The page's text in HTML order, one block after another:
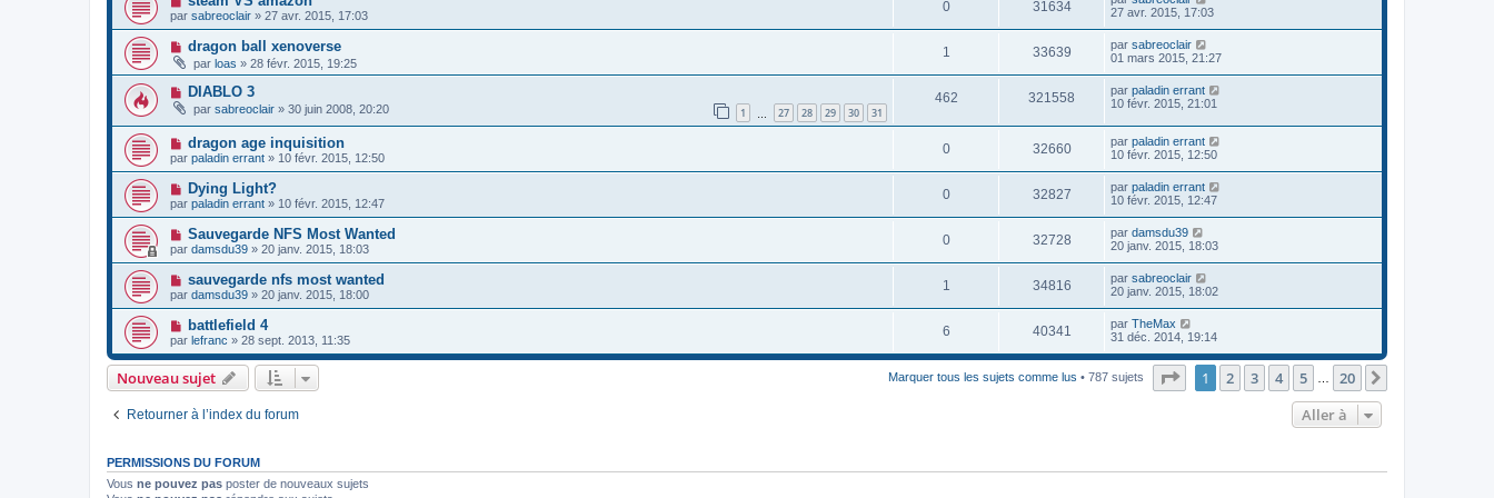
par sabreoclair » 27 avr. 2015, 17:03
0 31634
27 avr. 2015, 17:03
dragon ball xenoverse
par loas » 28 févr. 2015, 19:25
1 33639 par sabreoclair
01 mars 2015, 21:27
DIABLO 3
par sabreoclair » 30 juin 2008, 20:20 1 27 28 29 30 31
462 321558 par paladin errant
10 févr. 2015, 21:01
dragon age inquisition
par paladin errant » 10 févr. 2015, 12:50
0 32660 par paladin errant
10 févr. 2015, 12:50
Dying Light?
par paladin errant » 10 févr. 2015, 12:47
0 32827 par paladin errant
10 févr. 2015, 12:47
Sauvegarde NFS Most Wanted
par damsdu39 » 20 janv. 2015, 18:03
0 32728 par damsdu39
20 janv. 2015, 18:03
sauvegarde nfs most wanted
par damsdu39 » 20 janv. 2015, 18:00
1 34816 par sabreoclair
20 janv. 2015, 18:02
battlefield 4
par lefranc » 28 sept. 2013, 11:35
6 40341 par TheMax
31 déc. 2014, 19:14
Nouveau sujet Marquer tous les sujets comme lus • 787 sujets Page sur20
1 2 3 4 5 20
Retourner à l’index du forum Aller à
PERMISSIONS DU FORUM
Vous ne pouvez pas poster de nouveaux sujets